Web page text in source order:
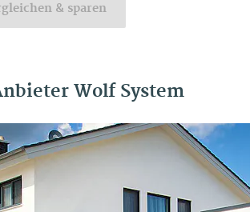
& sparen
Wolf System